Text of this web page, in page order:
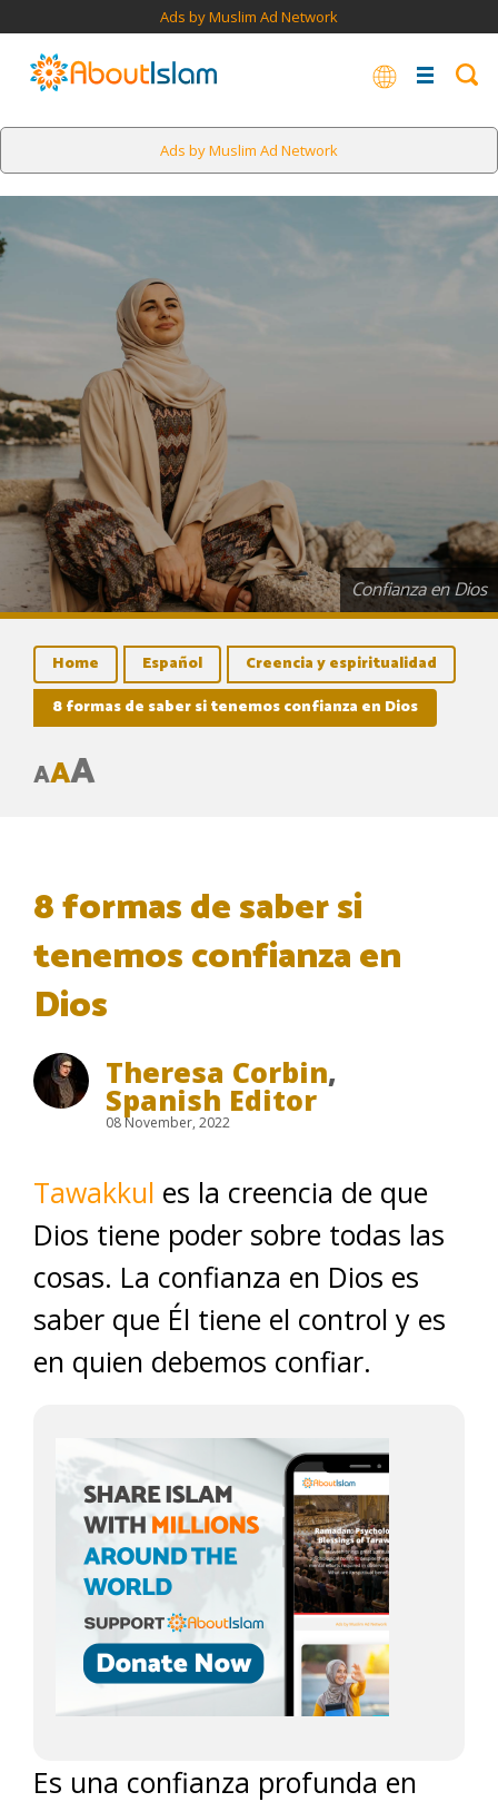
Ads by Muslim Ad Network
Ads by Muslim Ad Network
Confianza en Dios
Home Español
Creencia y espiritualidad
8 formas de saber si tenemos confianza en Dios
AAA
8 formas de saber si
tenemos confianza en
Dios
Theresa Corbin,
Spanish Editor
08 November, 2022
Tawakkul es la creencia de que
Dios tiene poder sobre todas las
cosas. La confianza en Dios es
saber que Él tiene el control y es
en quien debemos confiar.
Es una confianza profunda en